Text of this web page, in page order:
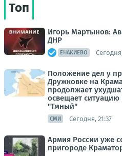
Топ
Игорь Мартынов:
ДНР
ЕНАКИЕВО
Положение дел у
Дружковке на
продолжает
освещает
"Тмный"
СМИ Сегодня, 21:37
Армия России уже
пригороде